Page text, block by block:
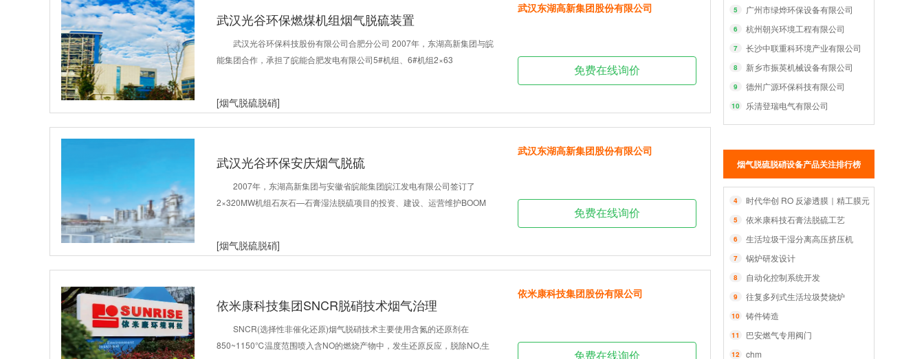
5 广州市绿烨环保设备有限公司
6 杭州朝兴环境工程有限公司
7 长沙中联重科环境产业有限公司
8 新乡市振英机械设备有限公司
9 德州广源环保科技有限公司
10 乐清登瑞电气有限公司
烟气脱硫脱硝设备产品关注排行榜
4 时代华创 RO 反渗透膜｜精工膜元件，智净每一
5 依米康科技石膏法脱硫工艺
6 生活垃圾干湿分离高压挤压机
7 锅炉研发设计
8 自动化控制系统开发
9 往复多列式生活垃圾焚烧炉
10 铸件铸造
11 巴安燃气专用阀门
12 chm
武汉光谷环保燃煤机组烟气脱硫装置
武汉光谷环保科技股份有限公司合肥分公司 2007年，东湖高新集团与皖
能集团合作，承担了皖能合肥发电有限公司5#机组、6#机组2×63
[烟气脱硫脱硝]
武汉东湖高新集团股份有限公司
免费在线询价
武汉光谷环保安庆烟气脱硫
2007年，东湖高新集团与安徽省皖能集团皖江发电有限公司签订了
2×320MW机组石灰石—石膏湿法脱硫项目的投资、建设、运营维护BOOM
[烟气脱硫脱硝]
武汉东湖高新集团股份有限公司
免费在线询价
依米康科技集团SNCR脱硝技术烟气治理
SNCR(选择性非催化还原)烟气脱硝技术主要使用含氮的还原剂在
850~1150℃温度范围喷入含NO的燃烧产物中，发生还原反应，脱除NO,生
依米康科技集团股份有限公司
免费在线询价